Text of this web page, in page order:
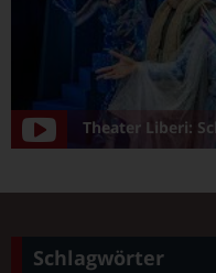
Theater Liberi:
Schlagwörter